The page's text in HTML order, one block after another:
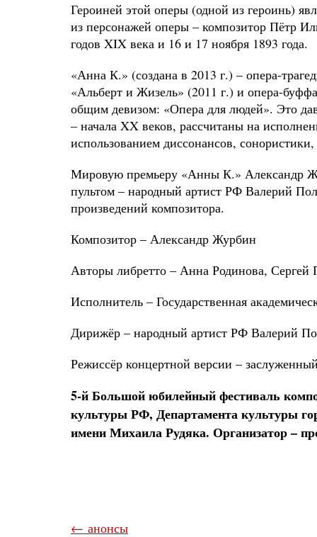
Героиней этой оперы (одной из героинь)
из персонажей оперы – композитор Пётр
годов XIX века и 16 и 17 ноября 1893 года.
«Анна К.» (создана в 2013 г.) – опера-
«Альберт и Жизель» (2011 г.) и опера-
общим девизом: «Опера для людей». Это
– начала XX веков, рассчитаны на
использованием диссонансов,
Мировую премьеру «Анны К.» Александр
пультом – народный артист РФ Валерий
произведений композитора.
Композитор – Александр Журбин
Авторы либретто – Анна Родинова, Сергей
Исполнитель – Государственная
Дирижёр – народный артист РФ Валерий
Режиссёр концертной версии –
5-й Большой юбилейный фестиваль
культуры РФ, Департамента культуры
имени Михаила Рудяка. Организатор –
← анонсы